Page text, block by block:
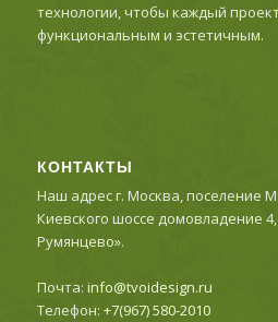
технологии, чтобы каждый
функциональным и эстетичным.
КОНТАКТЫ
Наш адрес г. Москва, поселение
Киевского шоссе домовладение
Румянцево».
Почта: info@tvoidesign.ru
Телефон: +7(967) 580-2010